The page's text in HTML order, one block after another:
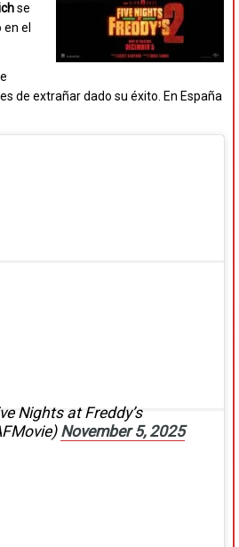
se
el
de extrañar dado su éxito. En España
Nights at Freddy’s
November 5, 2025